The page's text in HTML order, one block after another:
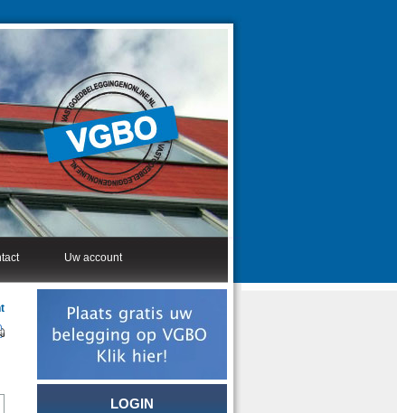
Uw account
LOGIN